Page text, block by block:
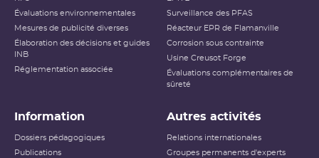
Évaluations environnementales
Mesures de publicité diverses
Élaboration des décisions et guides
INB
Réglementation associée
Surveillance des PFAS
Réacteur EPR de Flamanville
Corrosion sous contrainte
Usine Creusot Forge
Évaluations complémentaires de
sûreté
Information
Dossiers pédagogiques
Publications
Autres activités
Relations internationales
Groupes permanents d'experts